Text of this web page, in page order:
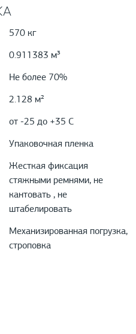
570 кг
0.911383 м³
Не более 70%
2.128 м²
от -25 до +35 С
Упаковочная пленка
Жесткая фиксация
стяжными ремнями, не
кантовать , не
штабелировать
Механизированная погрузка,
строповка